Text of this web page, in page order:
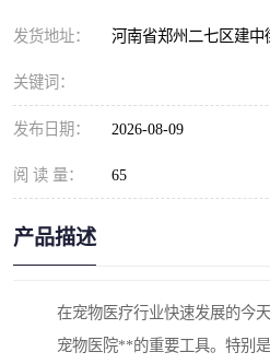
发货地址： 河南省郑州二七区建中
关键词：
发布日期： 2026-08-09
阅 读 量： 65
产品描述
在宠物医疗行业快速发展的今
宠物医院**的重要工具。特别